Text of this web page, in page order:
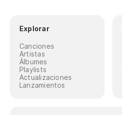
Explorar
Canciones
Artistas
Álbumes
Playlists
Actualizaciones
Lanzamientos